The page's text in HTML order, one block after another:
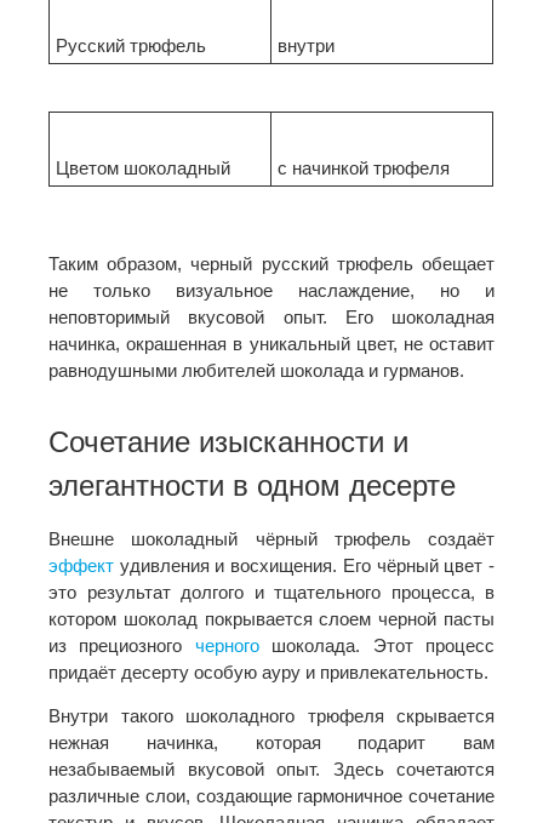
Русский трюфель внутри
Цветом шоколадный с начинкой трюфеля
Таким образом, черный русский трюфель обещает
не только визуальное наслаждение, но и
неповторимый вкусовой опыт. Его шоколадная
начинка, окрашенная в уникальный цвет, не оставит
равнодушными любителей шоколада и гурманов.
Сочетание изысканности и
элегантности в одном десерте
Внешне шоколадный чёрный трюфель создаёт
эффект удивления и восхищения. Его чёрный цвет -
это результат долгого и тщательного процесса, в
котором шоколад покрывается слоем черной пасты
из прециозного черногошоколада. Этот процесс
придаёт десерту особую ауру и привлекательность.
Внутри такого шоколадного трюфеля скрывается
нежная начинка, которая подарит вам
незабываемый вкусовой опыт. Здесь сочетаются
различные слои, создающие гармоничное сочетание